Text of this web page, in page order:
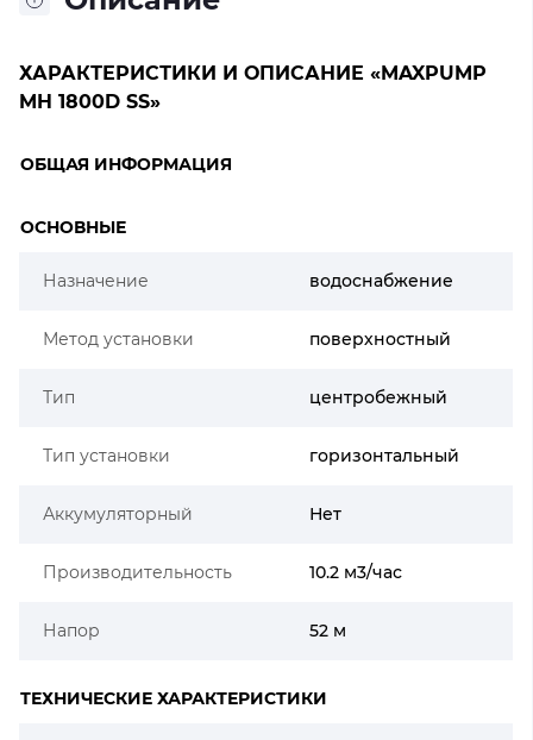
ХАРАКТЕРИСТИКИ И ОПИСАНИЕ «MAXPUMP
MH 1800D SS»
ОБЩАЯ ИНФОРМАЦИЯ
ОСНОВНЫЕ
Назначение водоснабжение
Метод установки поверхностный
Тип центробежный
Тип установки горизонтальный
Аккумуляторный Нет
Производительность 10.2 м3/час
Напор 52 м
ТЕХНИЧЕСКИЕ ХАРАКТЕРИСТИКИ